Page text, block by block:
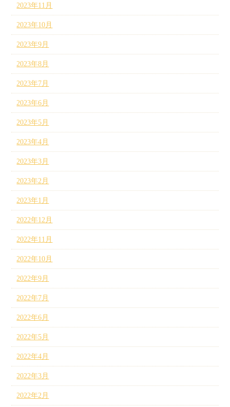
2023年11月
2023年10月
2023年9月
2023年8月
2023年7月
2023年6月
2023年5月
2023年4月
2023年3月
2023年2月
2023年1月
2022年12月
2022年11月
2022年10月
2022年9月
2022年7月
2022年6月
2022年5月
2022年4月
2022年3月
2022年2月